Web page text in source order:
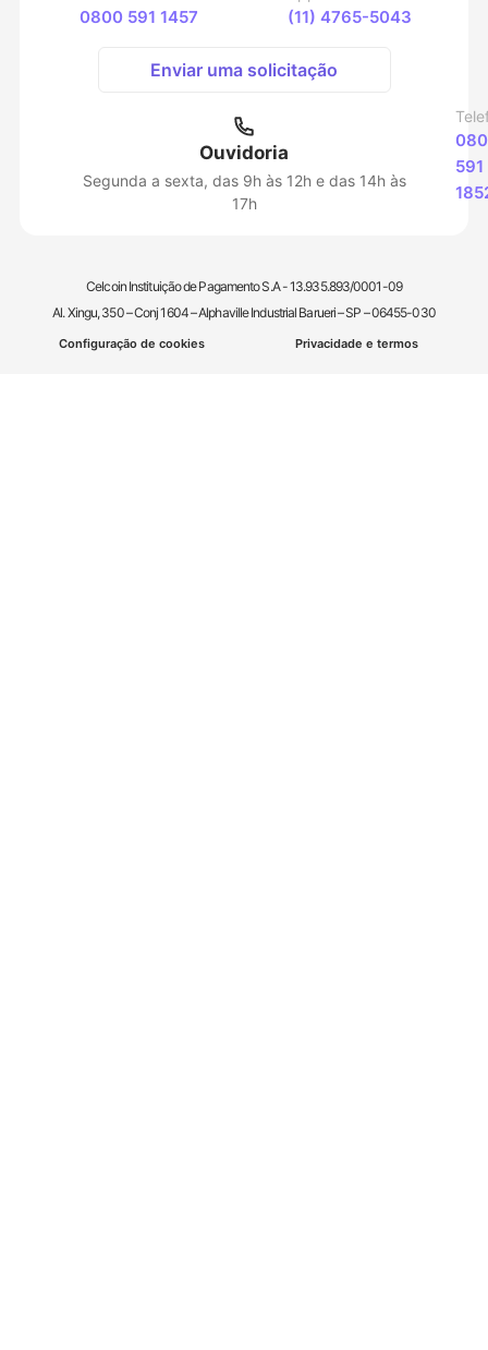
0800 591 1457 (11) 4765-5043
Enviar uma solicitação
Ouvidoria
Segunda a sexta, das 9h às 12h e das 14h às
17h
591
Celcoin Instituição de Pagamento S.A - 13.935.893/0001-09
Al. Xingu, 350 – Conj 1604 – Alphaville Industrial Barueri – SP – 06455-030
Configuração de cookies Privacidade e termos